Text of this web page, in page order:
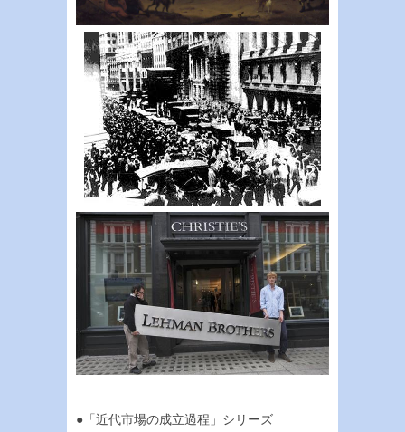
●「近代市場の成立過程」シリーズ